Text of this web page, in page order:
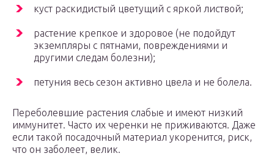
куст раскидистый цветущий с яркой листвой;
растение крепкое и здоровое (не подойдут
экземпляры с пятнами, повреждениями и
другими следам болезни);
петуния весь сезон активно цвела и не болела.
Переболевшие растения слабые и имеют низкий
иммунитет. Часто их черенки не приживаются. Даже
если такой посадочный материал укоренится, риск,
что он заболеет, велик.